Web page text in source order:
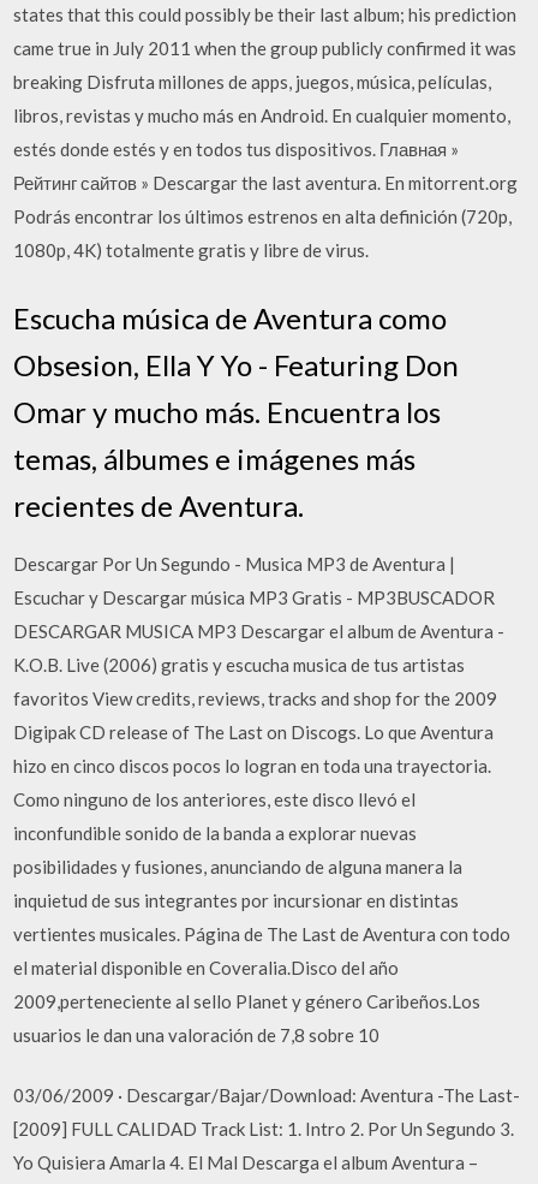
states that this could possibly be their last album; his prediction
came true in July 2011 when the group publicly confirmed it was
breaking Disfruta millones de apps, juegos, música, películas,
libros, revistas y mucho más en Android. En cualquier momento,
estés donde estés y en todos tus dispositivos. Главная »
Рейтинг сайтов » Descargar the last aventura. En mitorrent.org
Podrás encontrar los últimos estrenos en alta definición (720p,
1080p, 4K) totalmente gratis y libre de virus.
Escucha música de Aventura como
Obsesion, Ella Y Yo - Featuring Don
Omar y mucho más. Encuentra los
temas, álbumes e imágenes más
recientes de Aventura.
Descargar Por Un Segundo - Musica MP3 de Aventura |
Escuchar y Descargar música MP3 Gratis - MP3BUSCADOR
DESCARGAR MUSICA MP3 Descargar el album de Aventura -
K.O.B. Live (2006) gratis y escucha musica de tus artistas
favoritos View credits, reviews, tracks and shop for the 2009
Digipak CD release of The Last on Discogs. Lo que Aventura
hizo en cinco discos pocos lo logran en toda una trayectoria.
Como ninguno de los anteriores, este disco llevó el
inconfundible sonido de la banda a explorar nuevas
posibilidades y fusiones, anunciando de alguna manera la
inquietud de sus integrantes por incursionar en distintas
vertientes musicales. Página de The Last de Aventura con todo
el material disponible en Coveralia.Disco del año
2009,perteneciente al sello Planet y género Caribeños.Los
usuarios le dan una valoración de 7,8 sobre 10
03/06/2009 · Descargar/Bajar/Download: Aventura -The Last-
[2009] FULL CALIDAD Track List: 1. Intro 2. Por Un Segundo 3.
Yo Quisiera Amarla 4. El Mal Descarga el album Aventura –